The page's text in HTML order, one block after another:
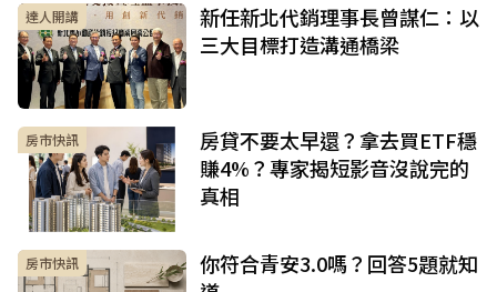
達人開講
新任新北代銷理事長曾謀仁：以
三大目標打造溝通橋梁
房市快訊
房貸不要太早還？拿去買ETF穩
賺4%？專家揭短影音沒說完的
真相
房市快訊
你符合青安3.0嗎？回答5題就知